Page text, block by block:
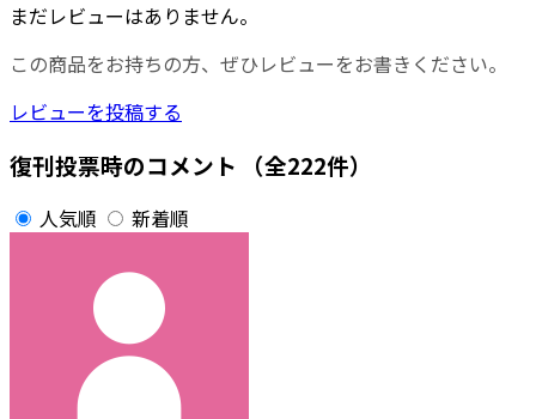
まだレビューはありません。
この商品をお持ちの方、ぜひレビューをお書きください。
レビューを投稿する
復刊投票時のコメント （全222件）
人気順 新着順